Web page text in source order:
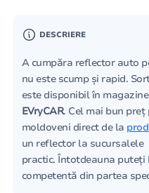
DESCRIERE
A cumpăra reflector auto
nu este scump și rapid.
este disponibil în
EVryCAR. Cel mai bun
moldoveni direct de la
un reflector la sucursalele
practic. Întotdeauna
competentă din partea